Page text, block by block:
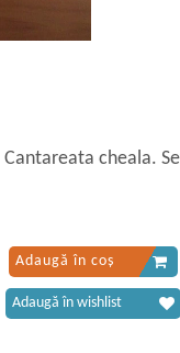
Cantareata cheala.
Adaugă în coș
Adaugă în wishlist